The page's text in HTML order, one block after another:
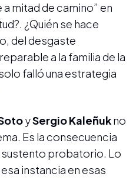
mitad de camino” en
¿Quién se hace
del desgaste
a la familia de la
falló una estrategia
ySergio Kaleñukno
Es la consecuencia
probatorio. Lo
instancia en esas